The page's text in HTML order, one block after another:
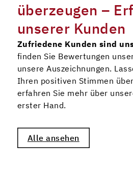
überzeugen –
unserer Kunden
Zufriedene Kunden sind
finden Sie Bewertungen
unsere Auszeichnungen.
Ihren positiven Stimmen
erfahren Sie mehr über
erster Hand.
Alle ansehen